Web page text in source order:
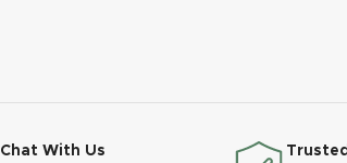
Chat With Us